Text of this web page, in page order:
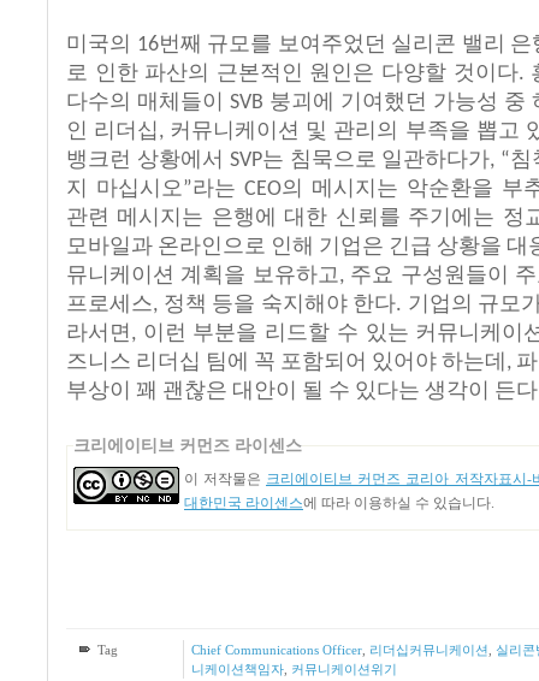
미국의 16번째 규모를 보여주었던 실리콘 밸리 은
로 인한 파산의 근본적인 원인은 다양할 것이다.
다수의 매체들이 SVB 붕괴에 기여했던 가능성 중
인 리더십 , 커뮤니케이션 및 관리의 부족을 뽑고
뱅크런 상황에서 SVP는 침묵으로 일관하다가, “침
지
마십시오”라는 CEO의 메시지는 악순환을 부
관련 메시지는 은행에 대한 신뢰를 주기에는 정
모바일과 온라인으로 인해 기업은 긴급 상황을 대
뮤니케이션 계획을 보유하고, 주요 구성원들이
프로세스, 정책 등을 숙지해야 한다. 기업의 규모
라서면, 이런 부분을 리드할 수 있는 커뮤니케이
즈니스 리더십 팀에 꼭 포함되어 있어야 하는데 ,
부상이 꽤 괜찮은 대안이 될 수 있다는 생각이 든다
크리에이티브 커먼즈 라이센스
이 저작물은 크리에이티브 커먼즈 코리아 저작자표시-
대한민국 라이센스에 따라 이용하실 수 있습니다.
Tag Chief Communications Officer, 리더십커뮤니케이션 실리콘
니케이션책임자, 커뮤니케이션위기